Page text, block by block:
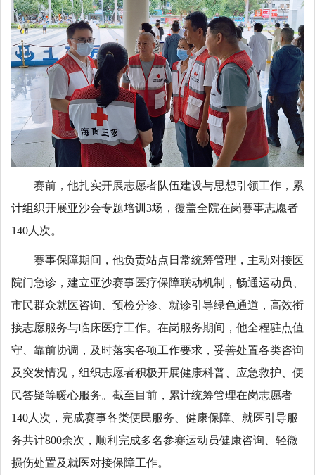
赛前，他扎实开展志愿者队伍建设与思想引领工作，累
计组织开展亚沙会专题培训3场，覆盖全院在岗赛事志愿者
140人次。
赛事保障期间，他负责站点日常统筹管理，主动对接医
院门急诊，建立亚沙赛事医疗保障联动机制，畅通运动员、
市民群众就医咨询、预检分诊、就诊引导绿色通道，高效衔
接志愿服务与临床医疗工作。在岗服务期间，他全程驻点值
守、靠前协调，及时落实各项工作要求，妥善处置各类咨询
及突发情况，组织志愿者积极开展健康科普、应急救护、便
民答疑等暖心服务。截至目前，累计统筹管理在岗志愿者
140人次，完成赛事各类便民服务、健康保障、就医引导服
务共计800余次，顺利完成多名参赛运动员健康咨询、轻微
损伤处置及就医对接保障工作。